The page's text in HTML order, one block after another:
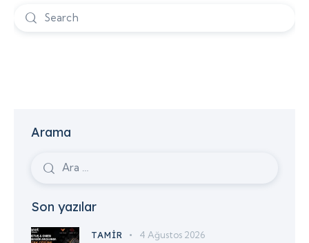
Arama
Son yazılar
TAMIR 4 Ağustos 2026